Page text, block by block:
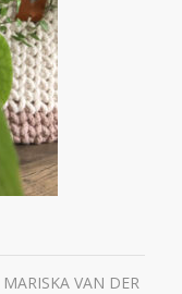
MARISKA VAN DER